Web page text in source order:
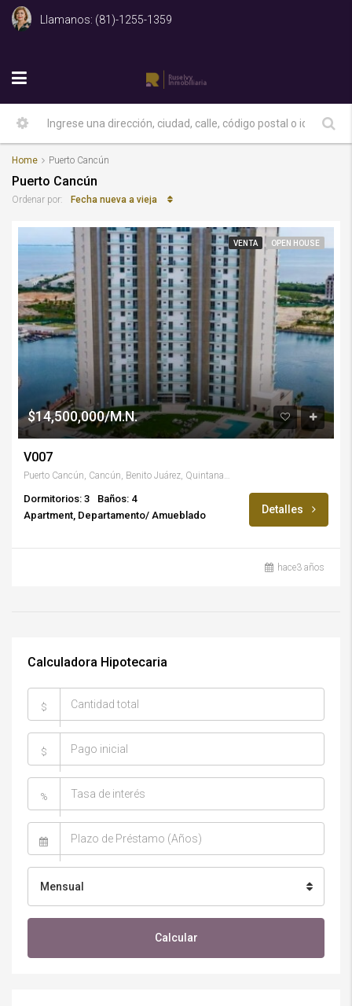
Llamanos: (81)-1255-1359
Home Puerto Cancún
Puerto Cancún
Ordenar por: Fecha nueva a vieja
VENTA OPEN HOUSE
$14,500,000/M.N.
V007
Puerto Cancún, Cancún, Benito Juárez, Quintana Roo, México
Dormitorios: 3
Baños: 4
Apartment, Departamento/ Amueblado
Detalles
hace3 años
Calculadora Hipotecaria
$
$
%
Mensual
Calcular